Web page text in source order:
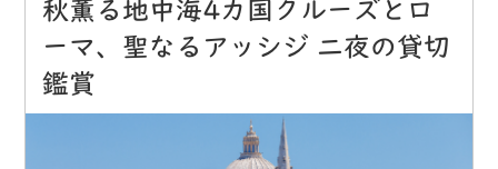
秋薫る地中海4カ国クルーズとロ
ーマ、聖なるアッシジ 二夜の貸切
鑑賞